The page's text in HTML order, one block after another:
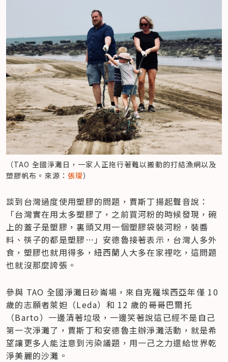
（TAO 全國淨灘日，一家人正拖行著難以搬動的打結漁網以及
塑膠帆布。來源： 張璦）
談到台灣過度使用塑膠的問題，賈斯丁揚起聲音說：
「台灣實在用太多塑膠了，之前買河粉的時候發現，碗
上的蓋子是塑膠，裏頭又用一個塑膠袋裝河粉，裝醬
料、筷子的都是塑膠…」安德魯接著表示，台灣人多外
食，塑膠也就用得多，紐西蘭人大多在家裡吃，這問題
也就沒那麼誇張。
參與 TAO 全國淨灘日砂崙場，來自克羅埃西亞年僅 10
歲的志願者萊妲（Leda）和 12 歲的哥哥巴爾托
（Barto）一邊清著垃圾，一邊笑著說這已經不是自己
第一次淨灘了，賈斯丁和安德魯主辦淨灘活動，就是希
望讓更多人能注意到污染議題，用一己之力還給世界乾
淨美麗的沙灘。